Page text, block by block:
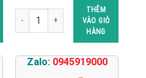
Immunity Trẻ em amway số lượng
410.000 ₫.
Tăng đề kháng amway kẽm
THÊM
VÀO GIỎ
HÀNG
Zalo: 0945919000